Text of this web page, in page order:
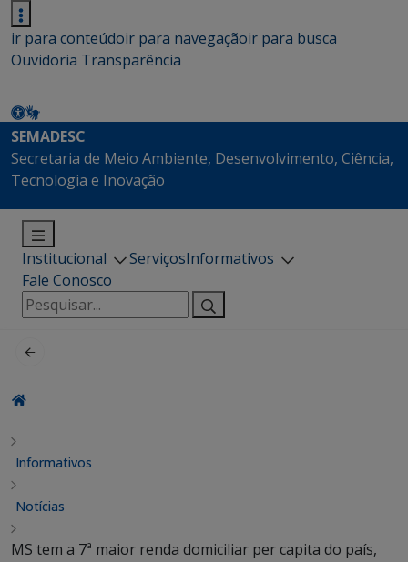
ir para conteúdoir para navegaçãoir para busca
Ouvidoria Transparência
SEMADESC
Secretaria de Meio Ambiente, Desenvolvimento, Ciência,
Tecnologia e Inovação
Institucional ServiçosInformativos
Fale Conosco
Pesquisar
por:
Informativos
Notícias
MS tem a 7ª maior renda domiciliar per capita do país,